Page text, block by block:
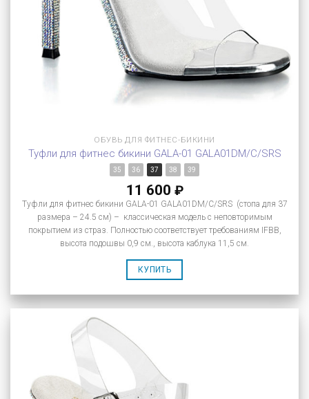
ОБУВЬ ДЛЯ ФИТНЕС-БИКИНИ
Туфли для фитнес бикини GALA-01 GALA01DM/C/SRS
35 36 37 38 39
11 600 ₽
Туфли для фитнес бикини GALA-01 GALA01DM/C/SRS (стопа для 37
размера – 24.5 см) – классическая модель с неповторимым
покрытием из страз. Полностью соответствует требованиям IFBB,
высота подошвы 0,9 см., высота каблука 11,5 см.
КУПИТЬ